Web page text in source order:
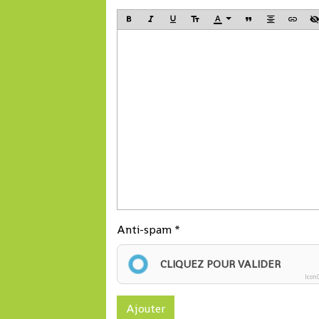
Anti-spam
CLIQUEZ POUR VALIDER
Ajouter